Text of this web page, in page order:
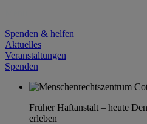
Spenden & helfen
Aktuelles
Veranstaltungen
Spenden
Früher Haftanstalt – heute
erleben